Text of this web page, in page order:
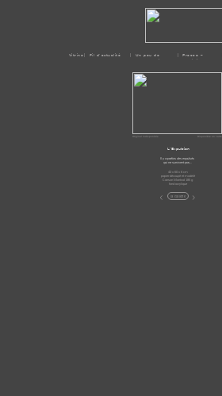
Vitrine | Fil d'actualité
| Un peu de
moi
| Presse –
Médias
Original indisponible Disponible en carte
L’Expulsion
Il y a parfois des expulsés
qui ne survivent pas...
40 x 60 x 6 cm
papier découpé et modelé
Canson Montval 185 g
fond acrylique
< la Galerie >